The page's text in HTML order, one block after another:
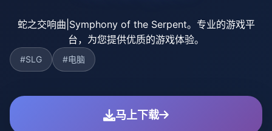
蛇之交响曲|Symphony of the Serpent。专业的游戏平
台，为您提供优质的游戏体验。
#SLG #电脑
马上下载